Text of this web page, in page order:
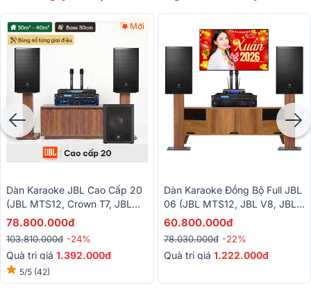
Mới
Dàn Karaoke JBL Cao Cấp 20
(JBL MTS12, Crown T7, JBL
VX9, JBL IRX115S, Baiervires
78.800.000đ
103.810.000đ -24%
Quà trị giá 1.392.000đ
5/5 (42)
Dàn Karaoke Đồng Bộ Full JBL
06 (JBL MTS12, JBL V8, JBL
VX9, JBL VM300)
60.800.000đ
78.030.000đ -22%
Quà trị giá 1.222.000đ